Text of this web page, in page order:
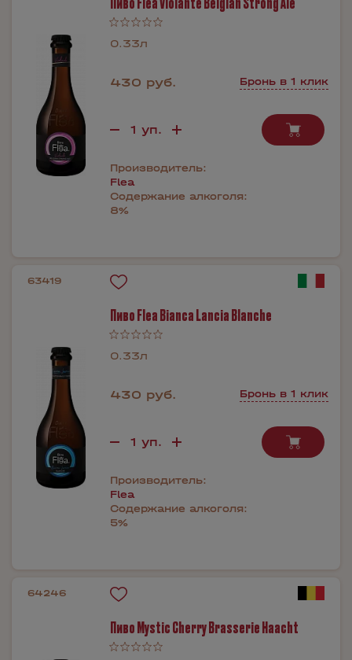
0.33л
430 руб. Бронь в 1 клик
Производитель:
Flea
Содержание алкоголя:
8%
63419
Пиво Flea Bianca Lancia Blanche
0.33л
430 руб. Бронь в 1 клик
Производитель:
Flea
Содержание алкоголя:
5%
64246
Пиво Mystic Cherry Brasserie Haacht